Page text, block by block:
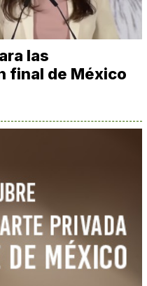
las
final de México